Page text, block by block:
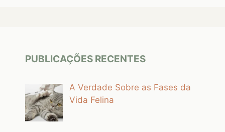
PUBLICAÇÕES RECENTES
A Verdade Sobre as Fases da
Vida Felina